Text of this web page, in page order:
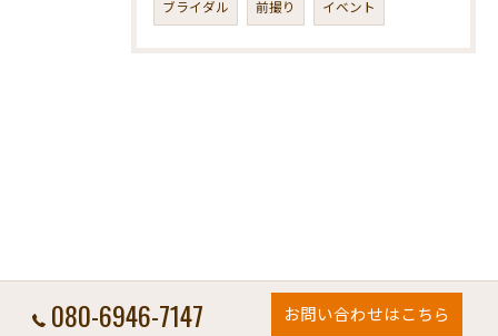
ブライダル 前撮り イベント
080-6946-7147 お問い合わせはこちら